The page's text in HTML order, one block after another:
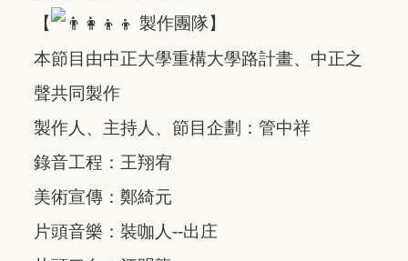
【
製作團隊】
本節目由中正大學重構大學路計畫、中正之
聲共同製作
製作人、主持人、節目企劃：管中祥
錄音工程：王翔宥
美術宣傳：鄭綺元
片頭音樂：裝咖人--出庄